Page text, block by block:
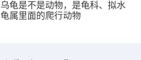
乌龟是不是动物，是龟科、拟水
龟属里面的爬行动物